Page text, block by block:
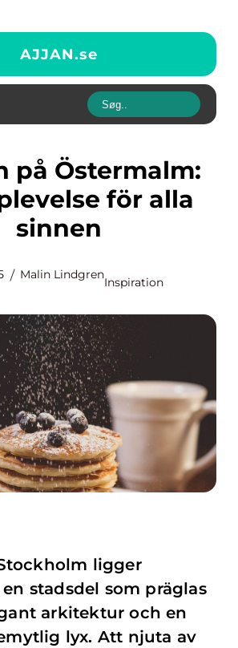
AJJAN.se
för alla
sinnen
Malin Lindgren
Inspiration
ligger
stadsdel som präglas
arkitektur och en
lyx. Att njuta av